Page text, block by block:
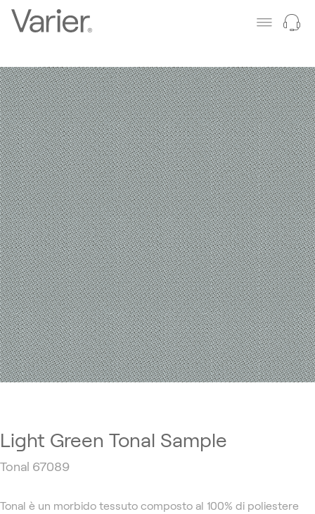
Light Green Tonal Sample
Tonal 67089
Tonal è un morbido tessuto composto al 100% di poliestere